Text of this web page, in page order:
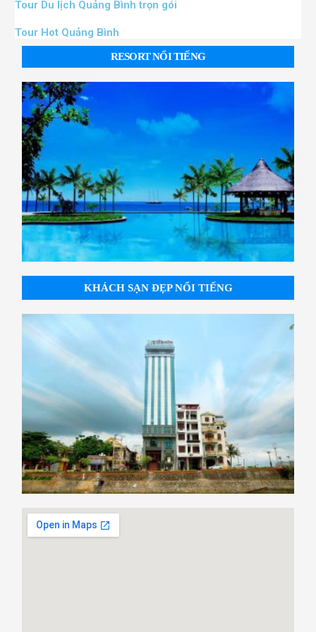
Tour Du lịch Quảng Bình trọn gói
Tour Hot Quảng Bình
RESORT NỔI TIẾNG
KHÁCH SẠN ĐẸP NỔI TIẾNG